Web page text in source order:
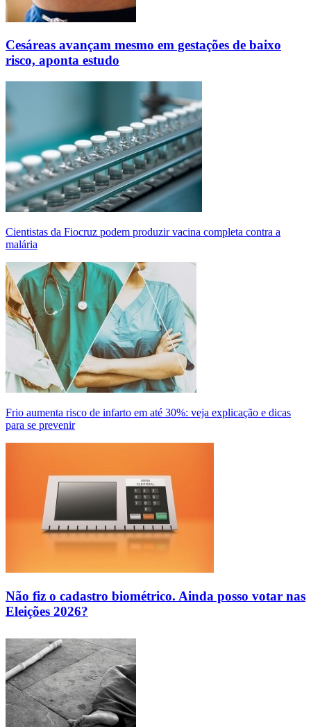
Cesáreas avançam mesmo em gestações de baixo
risco, aponta estudo
Cientistas da Fiocruz podem produzir vacina completa contra a
malária
Frio aumenta risco de infarto em até 30%: veja explicação e dicas
para se prevenir
Não fiz o cadastro biométrico. Ainda posso votar nas
Eleições 2026?